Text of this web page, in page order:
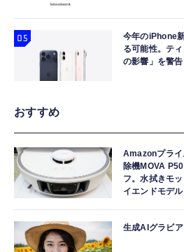
今年のiPhone
る可能性。テ
の影響」を警告
おすすめ
Amazonプライ
除機MOVA
フ。水拭きモ
イエンドモデル
生成AIグラビ